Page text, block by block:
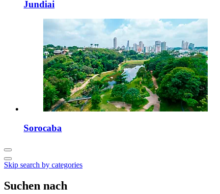
Jundiai
Sorocaba
Skip search by categories
Suchen nach